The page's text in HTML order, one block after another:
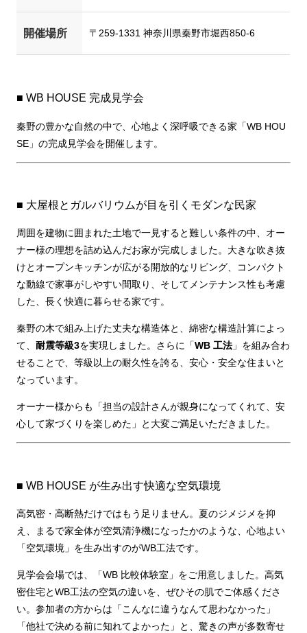
開催場所 〒259-1331 神奈川県秦野市堀西850-6
■ WB HOUSE 完成見学会
秦野の豊かな自然の中で、心地よく深呼吸できる家「WB HOU
SE」の完成見学会を開催します。
■ 大屋根とガルバリウムが目を引くモダンな民家
周囲を建物に囲まれた土地で一見すると難しい条件の中、オー
ナー様の理想を詰め込んだお家が完成しました。大きな吹き抜
けとオープンキッチンが広がる開放的なリビング、コンパクト
な動線で家事がしやすい間取り、そしてメンテナンス性も考慮
した、長く快適に暮らせる家です。
秦野の木で組み上げた丈夫な構造体と、綿密な構造計算によっ
て、耐震等級3を実現しました。さらに「WB 工法 」を組み合わ
せることで、等級以上の耐久性を誇る、安心・安全な住まいと
なっています。
オーナー様からも「担当の設計さんが親身になってくれて、安
心して家づくりを楽しめた」と大変ご満足いただきました。
■ WB HOUSE が生み出す快適な空気環境
高気密・高断熱だけではもう足りません。夏のジメジメを抑
え、まるで家全体が空気清浄機になったかのような、心地よい
「空気環境」を生み出すのがWB工法です。
見学会会場では、「WB 比較体験室」をご用意しました。高気
密住宅とWB工法の空気の違いを、ぜひその肌でご体感くださ
い。参加者の方からは「こんなに違うなんて思わなかった」
「他社で決める前に知れてよかった」と、驚きの声が多数寄せ